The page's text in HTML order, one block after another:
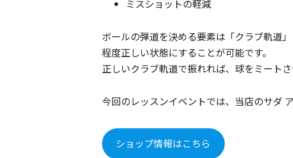
ミスショットの軽減
ボールの弾道を決める要素は「クラブ軌道
程度正しい状態にすることが可能です。
正しいクラブ軌道で振れれば、球をミート
今回のレッスンイベントでは、当店のサダ
ショップ情報はこちら